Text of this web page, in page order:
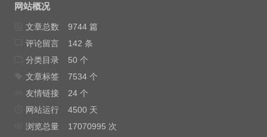
网站概况
文章总数
9744 篇
评论留言
142 条
分类目录
50 个
文章标签
7534 个
友情链接
24 个
网站运行
4500 天
浏览总量
17070995 次